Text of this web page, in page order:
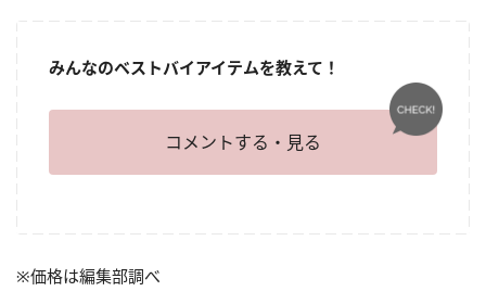
みんなのベストバイアイテムを教えて！
コメントする・見る
※価格は編集部調べ